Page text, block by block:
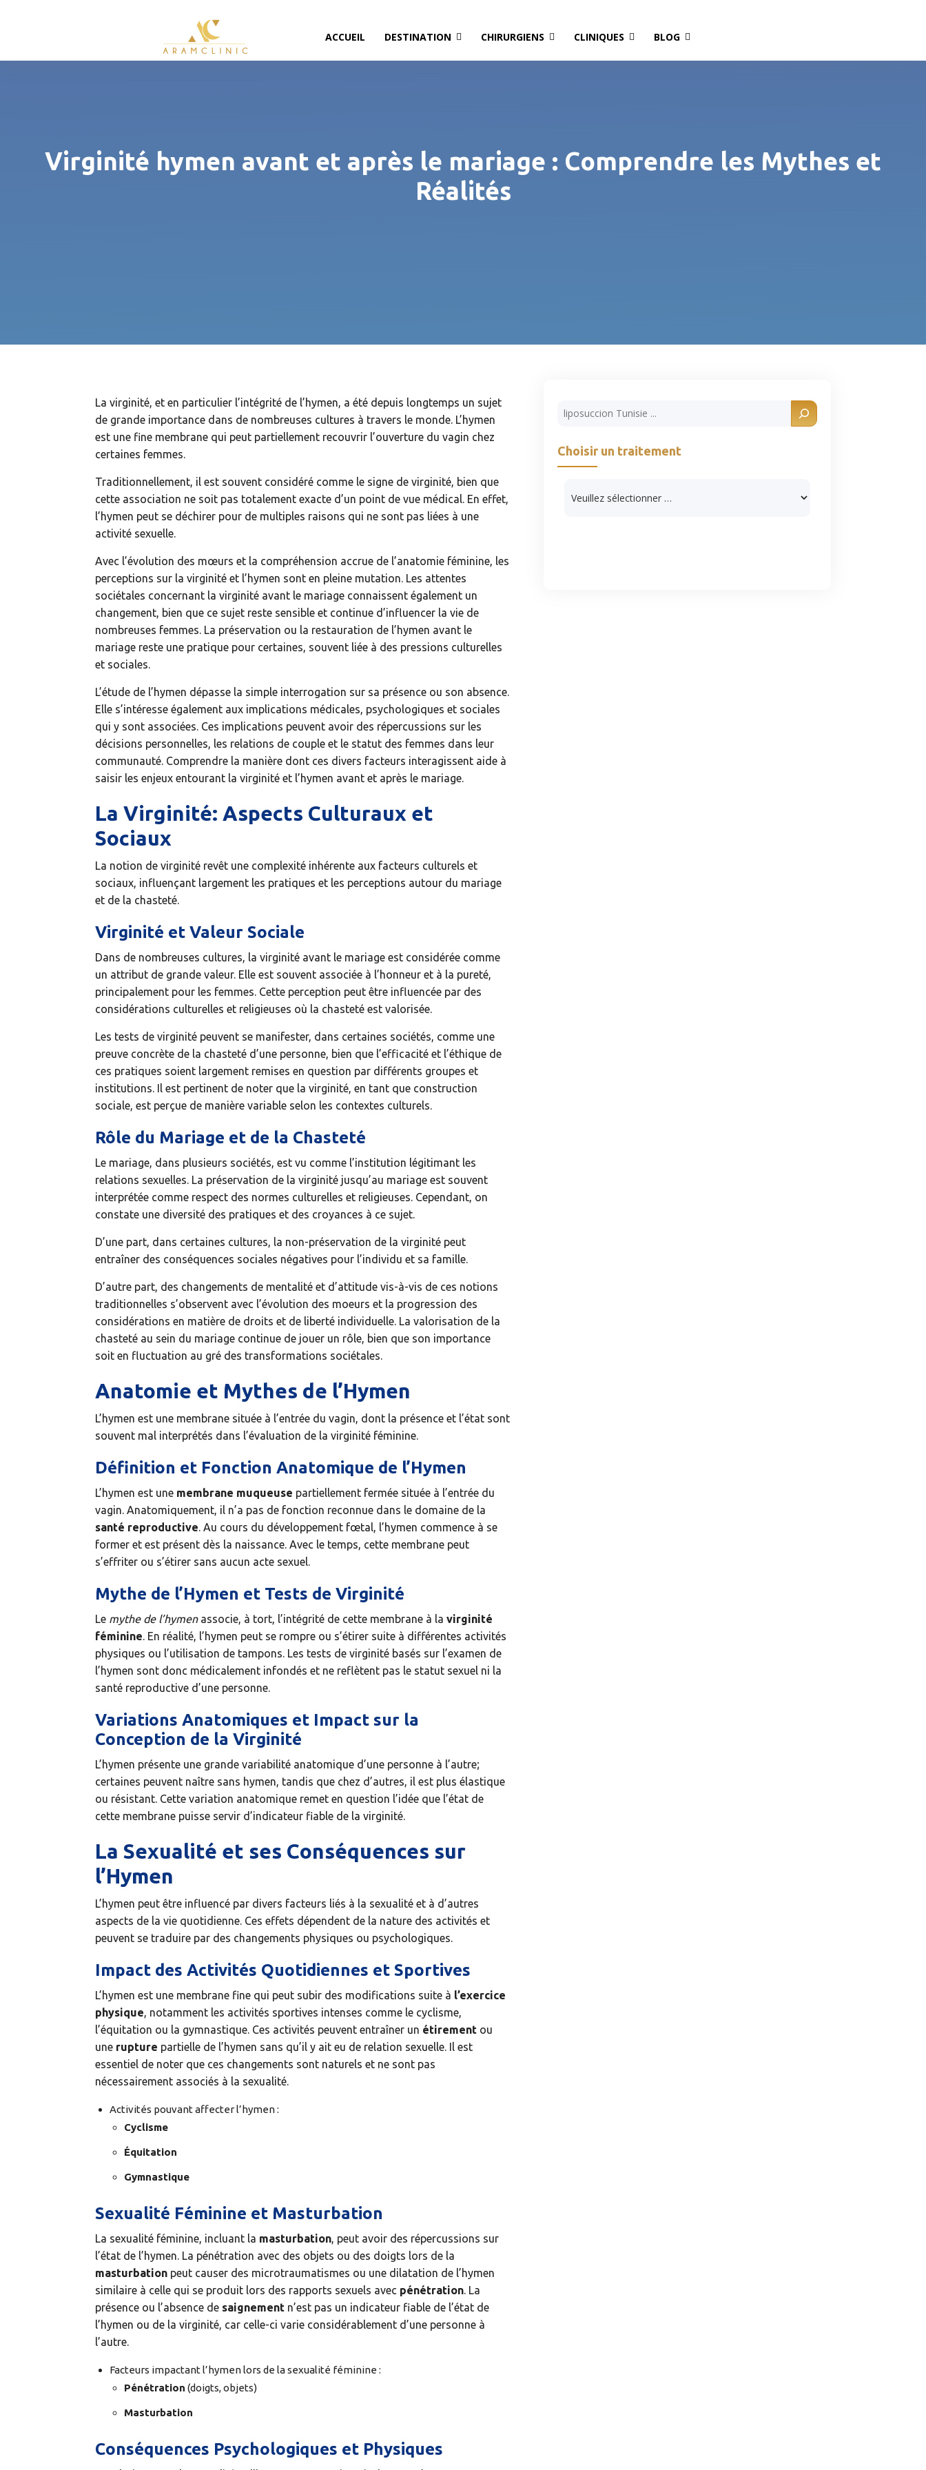
ACCUEIL DESTINATION CHIRURGIENS CLINIQUES BLOG
Virginité hymen avant et après le mariage : Comprendre les Mythes et
Réalités
La virginité, et en particulier l’intégrité de l’hymen, a été depuis longtemps un sujet
de grande importance dans de nombreuses cultures à travers le monde. L’hymen
est une fine membrane qui peut partiellement recouvrir l’ouverture du vagin chez
certaines femmes.
Traditionnellement, il est souvent considéré comme le signe de virginité, bien que
cette association ne soit pas totalement exacte d’un point de vue médical. En effet,
l’hymen peut se déchirer pour de multiples raisons qui ne sont pas liées à une
activité sexuelle.
Avec l’évolution des mœurs et la compréhension accrue de l’anatomie féminine, les
perceptions sur la virginité et l’hymen sont en pleine mutation. Les attentes
sociétales concernant la virginité avant le mariage connaissent également un
changement, bien que ce sujet reste sensible et continue d’influencer la vie de
nombreuses femmes. La préservation ou la restauration de l’hymen avant le
mariage reste une pratique pour certaines, souvent liée à des pressions culturelles
et sociales.
L’étude de l’hymen dépasse la simple interrogation sur sa présence ou son absence.
Elle s’intéresse également aux implications médicales, psychologiques et sociales
qui y sont associées. Ces implications peuvent avoir des répercussions sur les
décisions personnelles, les relations de couple et le statut des femmes dans leur
communauté. Comprendre la manière dont ces divers facteurs interagissent aide à
saisir les enjeux entourant la virginité et l’hymen avant et après le mariage.
La Virginité: Aspects Culturaux et
Sociaux
La notion de virginité revêt une complexité inhérente aux facteurs culturels et
sociaux, influençant largement les pratiques et les perceptions autour du mariage
et de la chasteté.
Virginité et Valeur Sociale
Dans de nombreuses cultures, la virginité avant le mariage est considérée comme
un attribut de grande valeur. Elle est souvent associée à l’honneur et à la pureté,
principalement pour les femmes. Cette perception peut être influencée par des
considérations culturelles et religieuses où la chasteté est valorisée.
Les tests de virginité peuvent se manifester, dans certaines sociétés, comme une
preuve concrète de la chasteté d’une personne, bien que l’efficacité et l’éthique de
ces pratiques soient largement remises en question par différents groupes et
institutions. Il est pertinent de noter que la virginité, en tant que construction
sociale, est perçue de manière variable selon les contextes culturels.
Rôle du Mariage et de la Chasteté
Le mariage, dans plusieurs sociétés, est vu comme l’institution légitimant les
relations sexuelles. La préservation de la virginité jusqu’au mariage est souvent
interprétée comme respect des normes culturelles et religieuses. Cependant, on
constate une diversité des pratiques et des croyances à ce sujet.
D’une part, dans certaines cultures, la non-préservation de la virginité peut
entraîner des conséquences sociales négatives pour l’individu et sa famille.
D’autre part, des changements de mentalité et d’attitude vis-à-vis de ces notions
traditionnelles s’observent avec l’évolution des moeurs et la progression des
considérations en matière de droits et de liberté individuelle. La valorisation de la
chasteté au sein du mariage continue de jouer un rôle, bien que son importance
soit en fluctuation au gré des transformations sociétales.
Anatomie et Mythes de l’Hymen
L’hymen est une membrane située à l’entrée du vagin, dont la présence et l’état sont
souvent mal interprétés dans l’évaluation de la virginité féminine.
Définition et Fonction Anatomique de l’Hymen
L’hymen est une membrane muqueuse partiellement fermée située à l’entrée du
vagin. Anatomiquement, il n’a pas de fonction reconnue dans le domaine de la
santé reproductive. Au cours du développement fœtal, l’hymen commence à se
former et est présent dès la naissance. Avec le temps, cette membrane peut
s’effriter ou s’étirer sans aucun acte sexuel.
Mythe de l’Hymen et Tests de Virginité
Le mythe de l’hymenassocie, à tort, l’intégrité de cette membrane à la virginité
féminine. En réalité, l’hymen peut se rompre ou s’étirer suite à différentes activités
physiques ou l’utilisation de tampons. Les tests de virginité basés sur l’examen de
l’hymen sont donc médicalement infondés et ne reflètent pas le statut sexuel ni la
santé reproductive d’une personne.
Variations Anatomiques et Impact sur la
Conception de la Virginité
L’hymen présente une grande variabilité anatomique d’une personne à l’autre;
certaines peuvent naître sans hymen, tandis que chez d’autres, il est plus élastique
ou résistant. Cette variation anatomique remet en question l’idée que l’état de
cette membrane puisse servir d’indicateur fiable de la virginité.
La Sexualité et ses Conséquences sur
l’Hymen
L’hymen peut être influencé par divers facteurs liés à la sexualité et à d’autres
aspects de la vie quotidienne. Ces effets dépendent de la nature des activités et
peuvent se traduire par des changements physiques ou psychologiques.
Impact des Activités Quotidiennes et Sportives
L’hymen est une membrane fine qui peut subir des modifications suite à l’exercice
physique, notamment les activités sportives intenses comme le cyclisme,
l’équitation ou la gymnastique. Ces activités peuvent entraîner un étirement ou
une rupture partielle de l’hymen sans qu’il y ait eu de relation sexuelle. Il est
essentiel de noter que ces changements sont naturels et ne sont pas
nécessairement associés à la sexualité.
Activités pouvant affecter l’hymen :
Cyclisme
Équitation
Gymnastique
Sexualité Féminine et Masturbation
La sexualité féminine, incluant la masturbation, peut avoir des répercussions sur
l’état de l’hymen. La pénétration avec des objets ou des doigts lors de la
masturbation peut causer des microtraumatismes ou une dilatation de l’hymen
similaire à celle qui se produit lors des rapports sexuels avec pénétration. La
présence ou l’absence de saignement n’est pas un indicateur fiable de l’état de
l’hymen ou de la virginité, car celle-ci varie considérablement d’une personne à
l’autre.
Facteurs impactant l’hymen lors de la sexualité féminine :
Pénétration (doigts, objets)
Masturbation
Conséquences Psychologiques et Physiques
Rechercher
Choisir un traitement
Catégories